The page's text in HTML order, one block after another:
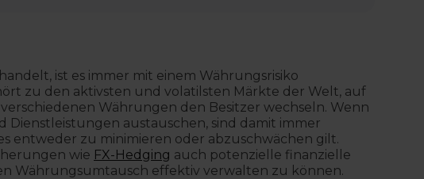
ist es immer mit einem Währungsrisiko
zu den aktivsten und volatilsten Märkte der Welt, auf
Währungen den Besitzer wechseln. Wenn
austauschen, sind damit immer
entweder zu minimieren oder abzuschwächen gilt.
wie FX-Hedging auch potenzielle finanzielle
Währungsumtausch effektiv verwalten zu können.